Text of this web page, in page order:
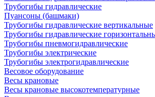
Трубогибы гидравлические
Пуансоны (башмаки)
Трубогибы гидравлические вертикальные
Трубогибы гидравлические
Трубогибы пневмогидравлические
Трубогибы электрические
Трубогибы электрогидравлические
Весовое оборудование
Весы крановые
Весы крановые высокотемпературные